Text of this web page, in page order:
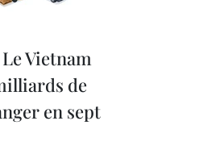
Le Vietnam
de
en sept